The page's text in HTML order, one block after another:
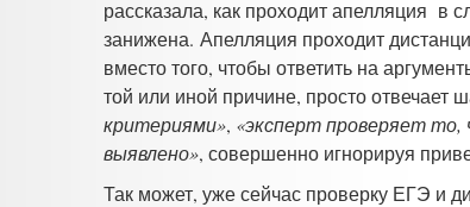
рассказала, как проходит апелляция в
занижена. Апелляция проходит
вместо того, чтобы ответить на
той или иной причине, просто
критериями», «эксперт проверяет
выявлено», совершенно игнорируя
Так может, уже сейчас проверку ЕГЭ и